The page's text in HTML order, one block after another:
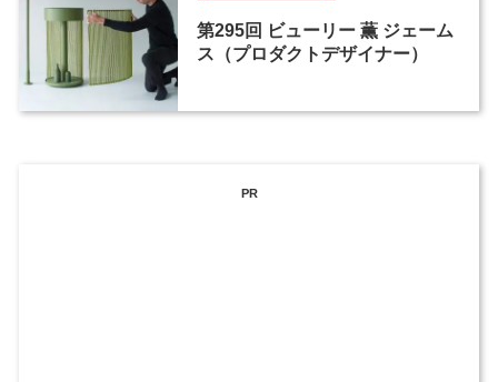
第295回 ビューリー 薫 ジェーム
ス（プロダクトデザイナー）
PR